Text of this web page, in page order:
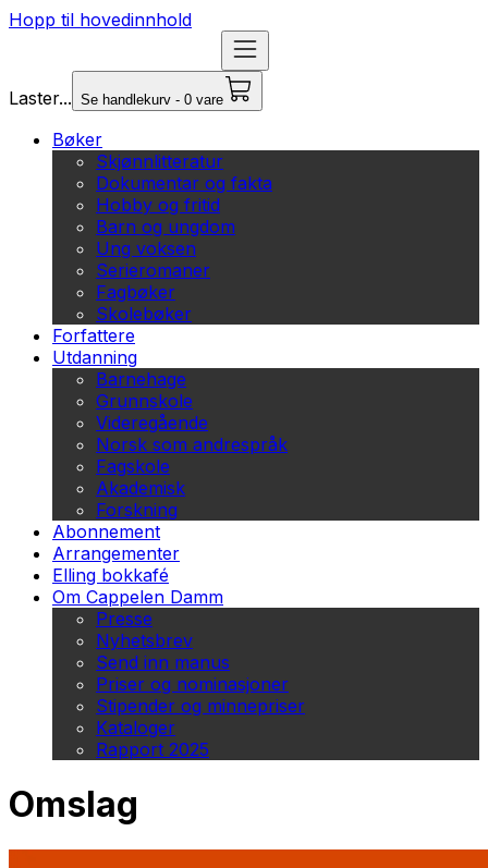
Hopp til hovedinnhold
Laster... Se handlekurv - 0 vare
Bøker
Skjønnlitteratur
Dokumentar og fakta
Hobby og fritid
Barn og ungdom
Ung voksen
Serieromaner
Fagbøker
Skolebøker
Forfattere
Utdanning
Barnehage
Grunnskole
Videregående
Norsk som andrespråk
Fagskole
Akademisk
Forskning
Abonnement
Arrangementer
Elling bokkafé
Om Cappelen Damm
Presse
Nyhetsbrev
Send inn manus
Priser og nominasjoner
Stipender og minnepriser
Kataloger
Rapport 2025
Omslag